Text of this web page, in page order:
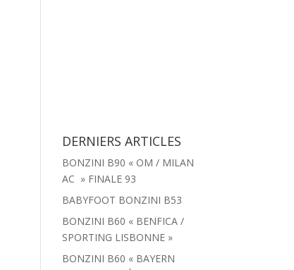
DERNIERS ARTICLES
BONZINI B90 « OM / MILAN
AC » FINALE 93
BABYFOOT BONZINI B53
BONZINI B60 « BENFICA /
SPORTING LISBONNE »
BONZINI B60 « BAYERN